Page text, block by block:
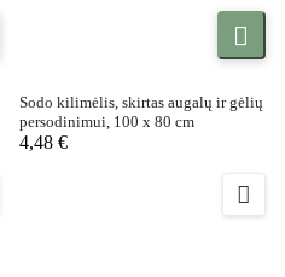

Sodo kilimėlis, skirtas augalų ir gėlių
persodinimui, 100 x 80 cm
4,48 €
